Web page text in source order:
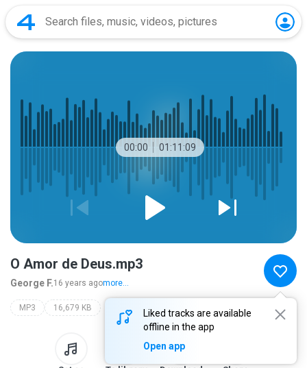
00:00 01:11:09
Liked tracks are available
offline in the app
Open app
O Amor de Deus.mp3
George F.16 years agomore...
MP3 16,679 KB